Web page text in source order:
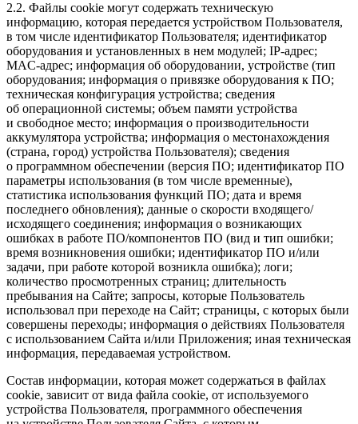
2.2. Файлы cookie могут содержать техническую
информацию, которая передается устройством Пользователя,
в том числе идентификатор Пользователя; идентификатор
оборудования и установленных в нем модулей; IP-адрес;
MAC-адрес; информация об оборудовании, устройстве (тип
оборудования; информация о привязке оборудования к ПО;
техническая конфигурация устройства; сведения
об операционной системы; объем памяти устройства
и свободное место; информация о производительности
аккумулятора устройства; информация о местонахождения
(страна, город) устройства Пользователя); сведения
о программном обеспечении (версия ПО; идентификатор ПО
параметры использования (в том числе временные),
статистика использования функций ПО; дата и время
последнего обновления); данные о скорости входящего/
исходящего соединения; информация о возникающих
ошибках в работе ПО/компонентов ПО (вид и тип ошибки;
время возникновения ошибки; идентификатор ПО и/или
задачи, при работе которой возникла ошибка); логи;
количество просмотренных страниц; длительность
пребывания на Сайте; запросы, которые Пользователь
использовал при переходе на Сайт; страницы, с которых были
совершены переходы; информация о действиях Пользователя
с использованием Сайта и/или Приложения; иная техническая
информация, передаваемая устройством.
Состав информации, которая может содержаться в файлах
cookie, зависит от вида файла cookie, от используемого
устройства Пользователя, программного обеспечения